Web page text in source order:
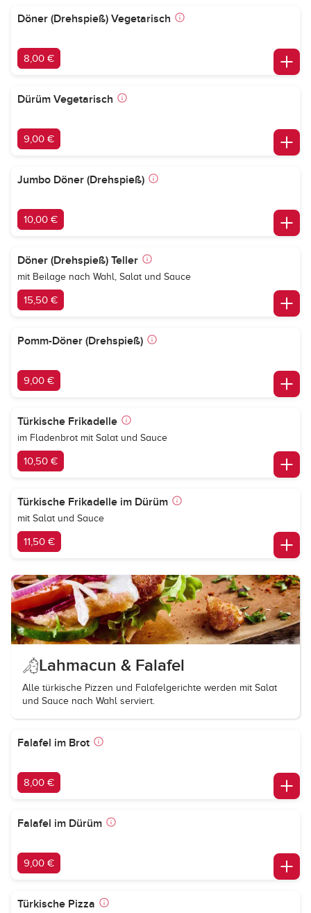
Döner (Drehspieß) Vegetarisch
8,00 €
Dürüm Vegetarisch
9,00 €
Jumbo Döner (Drehspieß)
10,00 €
Döner (Drehspieß) Teller
mit Beilage nach Wahl, Salat und Sauce
15,50 €
Pomm-Döner (Drehspieß)
9,00 €
Türkische Frikadelle
im Fladenbrot mit Salat und Sauce
10,50 €
Türkische Frikadelle im Dürüm
mit Salat und Sauce
11,50 €
Lahmacun & Falafel
Alle türkische Pizzen und Falafelgerichte werden mit Salat
und Sauce nach Wahl serviert.
Falafel im Brot
8,00 €
Falafel im Dürüm
9,00 €
Türkische Pizza